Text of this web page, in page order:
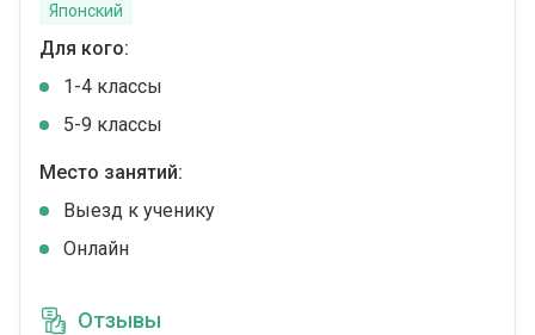
Японский
Для кого:
1-4 классы
5-9 классы
Место занятий:
Выезд к ученику
Онлайн
Отзывы